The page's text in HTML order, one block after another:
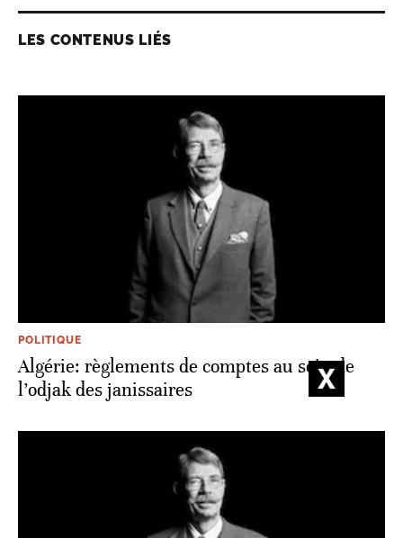
LES CONTENUS LIÉS
POLITIQUE
Algérie: règlements de comptes au sein de
l’odjak des janissaires